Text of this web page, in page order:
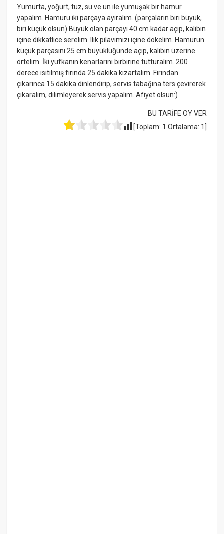
Yumurta, yoğurt, tuz, su ve un ile yumuşak bir hamur
yapalım. Hamuru iki parçaya ayıralım. (parçaların biri büyük,
biri küçük olsun) Büyük olan parçayı 40 cm kadar açıp, kalıbın
içine dikkatlice serelim. Ilık pilavımızı içine dökelim. Hamurun
küçük parçasını 25 cm büyüklüğünde açıp, kalıbın üzerine
örtelim. İki yufkanın kenarlarını birbirine tutturalım. 200
derece ısıtılmış fırında 25 dakika kızartalım. Fırından
çıkarınca 15 dakika dinlendirip, servis tabağına ters çevirerek
çıkaralım, dilimleyerek servis yapalım. Afiyet olsun:)
BU TARİFE OY VER
[Toplam: 1 Ortalama: 1